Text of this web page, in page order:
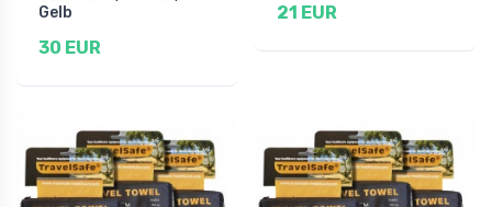
Gelb
30 EUR
21 EUR